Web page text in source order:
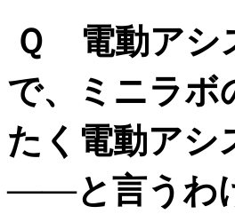
Ｑ 電動アシ
で、ミニラボ
たく電動アシ
――と言うわ